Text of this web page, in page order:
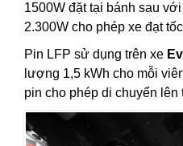
1500W đặt tại bánh sau
2.300W cho phép xe đạt
Pin LFP sử dụng trên xe
lượng 1,5 kWh cho mỗi
pin cho phép di chuyển lên